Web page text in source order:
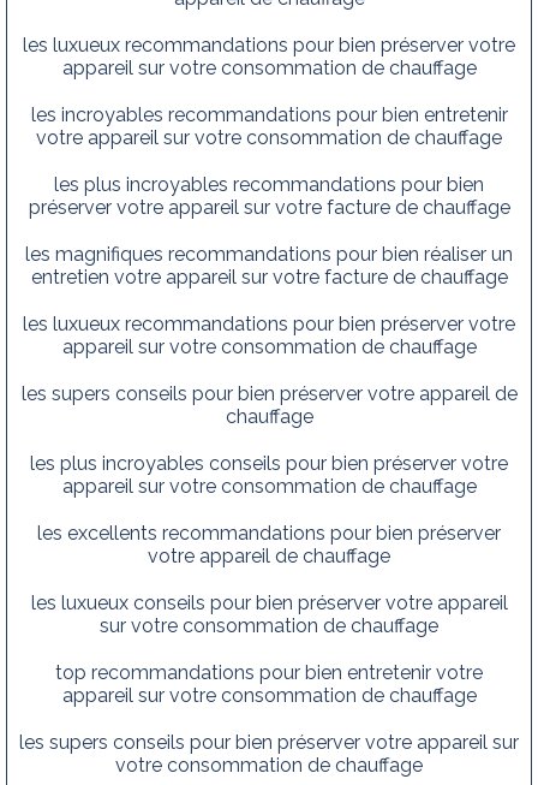
les luxueux recommandations pour bien préserver votre
appareil sur votre consommation de chauffage
les incroyables recommandations pour bien entretenir
votre appareil sur votre consommation de chauffage
les plus incroyables recommandations pour bien
préserver votre appareil sur votre facture de chauffage
les magnifiques recommandations pour bien réaliser un
entretien votre appareil sur votre facture de chauffage
les luxueux recommandations pour bien préserver votre
appareil sur votre consommation de chauffage
les supers conseils pour bien préserver votre appareil de
chauffage
les plus incroyables conseils pour bien préserver votre
appareil sur votre consommation de chauffage
les excellents recommandations pour bien préserver
votre appareil de chauffage
les luxueux conseils pour bien préserver votre appareil
sur votre consommation de chauffage
top recommandations pour bien entretenir votre
appareil sur votre consommation de chauffage
les supers conseils pour bien préserver votre appareil sur
votre consommation de chauffage